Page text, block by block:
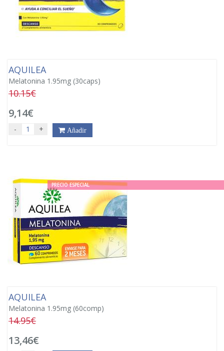
AQUILEA
Melatonina 1.95mg (30caps)
10.15€
9,14€
- + Añadir
PRECIO ESPECIAL
AQUILEA
Melatonina 1.95mg (60comp)
14.95€
13,46€